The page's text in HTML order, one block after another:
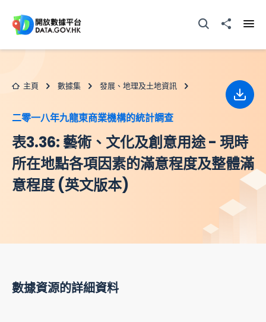
打開搜尋器分享至
主頁 數據集 發展、地理及土地資訊
二零一八年九龍東商業機構的統計調查
表3.36: 藝術、文化及創意用途 - 現時
所在地點各項因素的滿意程度及整體滿
意程度 (英文版本)
下載
數據資源的詳細資料